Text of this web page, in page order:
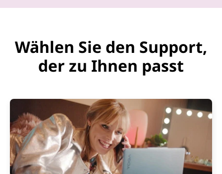
Wählen Sie den Support,
der zu Ihnen passt